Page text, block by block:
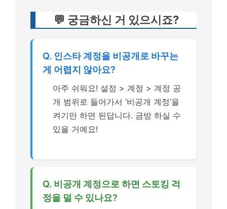
💬 궁금하신 거 있으시죠?
Q. 인스타 계정을 비공개로 바꾸는
게 어렵지 않아요?
아주 쉬워요! 설정 > 계정 > 계정 공
개 범위로 들어가서 ‘비공개 계정’을
켜기만 하면 된답니다. 금방 하실 수
있을 거예요!
Q. 비공개 계정으로 하면 스토킹 걱
정을 덜 수 있나요?